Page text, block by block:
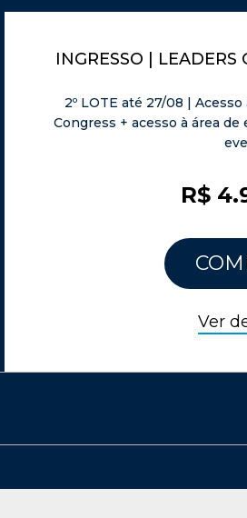
INGRESSO | LEADERS
2º LOTE até 27/08 |
Congress + acesso à área
R$
Ver